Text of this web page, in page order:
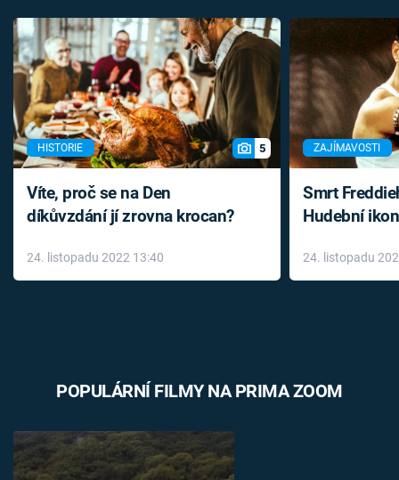
HISTORIE 5
Víte, proč se na Den
díkůvzdání jí zrovna krocan?
24. listopadu 2022 13:40
ZAJÍMAVOSTI
Smrt
Hudební
léky
24. listopadu
POPULÁRNÍ FILMY NA PRIMA ZOOM